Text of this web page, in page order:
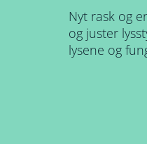
Nyt rask og
og juster
lysene og